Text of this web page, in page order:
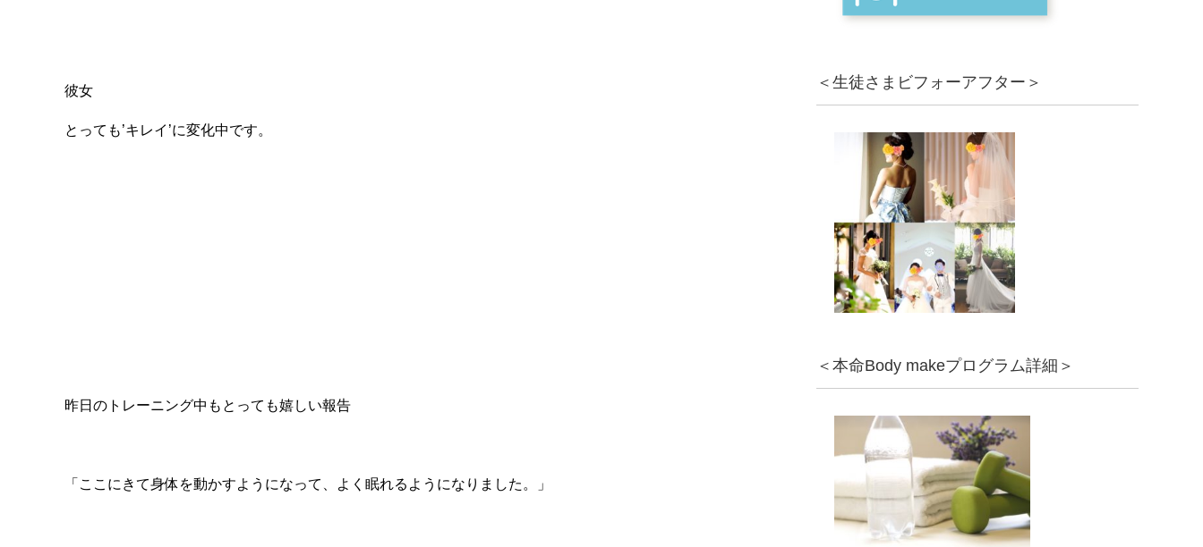
彼女
とっても’キレイ’に変化中です。
昨日のトレーニング中もとっても嬉しい報告
「ここにきて身体を動かすようになって、よく眠れるようになりました。」
＜生徒さまビフォーアフター＞
＜本命Body makeプログラム詳細＞